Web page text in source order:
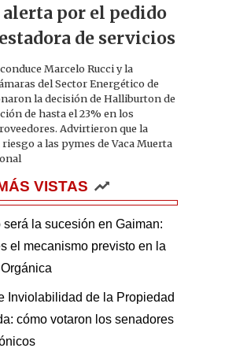
por el pedido
de servicios
Marcelo Rucci y la
del Sector Energético de
la decisión de Halliburton de
de hasta el 23% en los
Advirtieron que la
a las pymes de Vaca Muerta
VISTAS
será la sucesión en Gaiman:
el mecanismo previsto en la
Inviolabilidad de la Propiedad
cómo votaron los senadores